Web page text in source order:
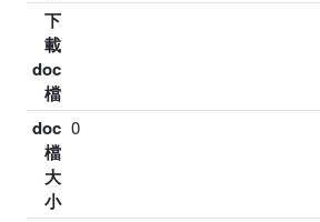
下
載
doc
檔
doc
檔
大
小
0